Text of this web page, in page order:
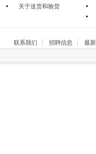
关于送货和验货
联系我们 招聘信息
最